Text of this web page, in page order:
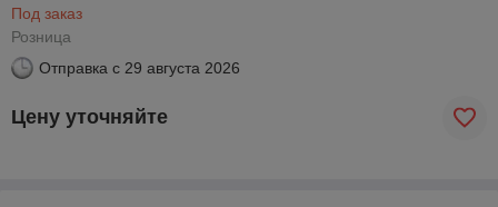
Под заказ
Розница
Отправка с 29 августа 2026
Цену уточняйте